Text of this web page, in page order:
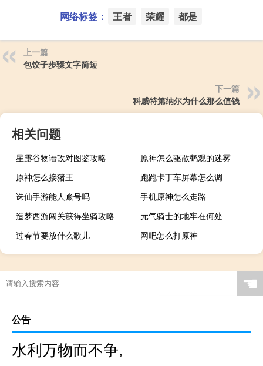
网络标签： 王者 荣耀 都是
上一篇
包饺子步骤文字简短
下一篇
科威特第纳尔为什么那么值钱
相关问题
星露谷物语敌对图鉴攻略
原神怎么驱散鹤观的迷雾
原神怎么接猪王
跑跑卡丁车屏幕怎么调
诛仙手游能人账号吗
手机原神怎么走路
造梦西游闯关获得坐骑攻略
元气骑士的地牢在何处
过春节要放什么歌儿
网吧怎么打原神
☚
公告
水利万物而不争,